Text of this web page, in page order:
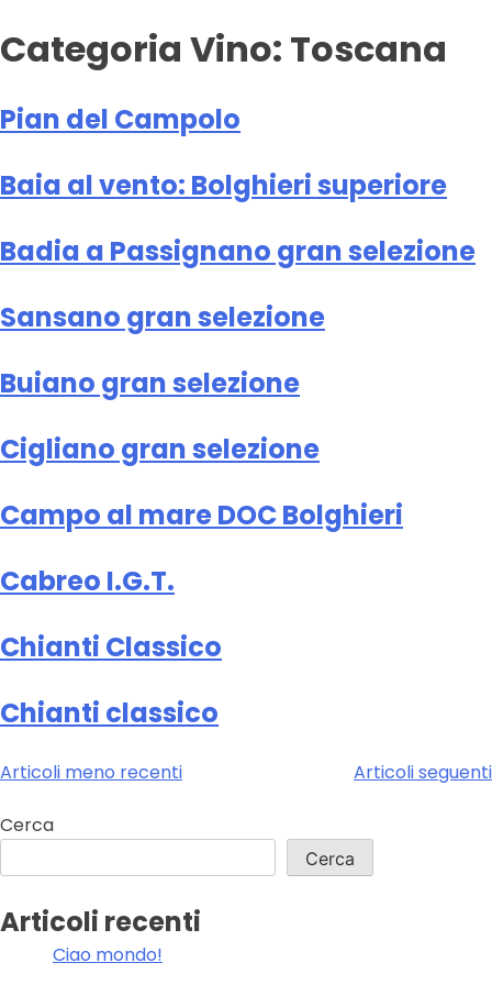
Categoria Vino: Toscana
Pian del Campolo
Baia al vento: Bolghieri superiore
Badia a Passignano gran selezione
Sansano gran selezione
Buiano gran selezione
Cigliano gran selezione
Campo al mare DOC Bolghieri
Cabreo I.G.T.
Chianti Classico
Chianti classico
Navigazione
articoli
Articoli meno recenti Articoli seguenti
Cerca
Cerca
Articoli recenti
Ciao mondo!